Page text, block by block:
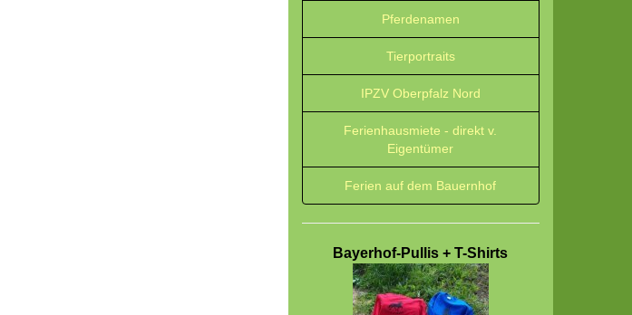
Pferdenamen
Tierportraits
IPZV Oberpfalz Nord
Ferienhausmiete - direkt v.
Eigentümer
Ferien auf dem Bauernhof
Bayerhof-Pullis + T-Shirts